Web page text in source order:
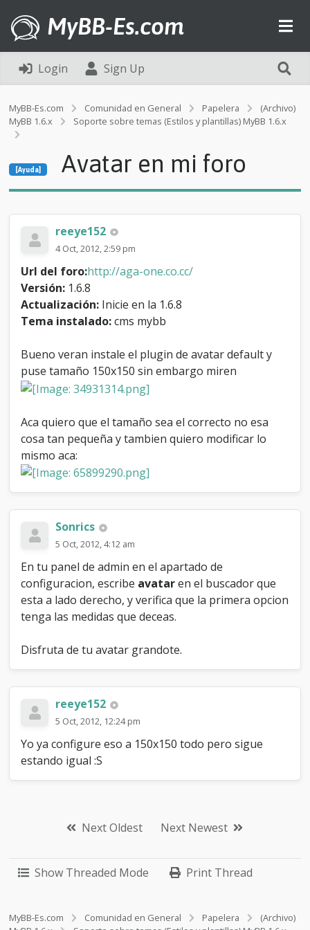
MyBB-Es.com
Login Sign Up
MyBB-Es.com Comunidad en General Papelera
(Archivo)
MyBB 1.6.x
Soporte sobre temas (Estilos y plantillas) MyBB 1.6.x
v
a
a
e
m
i
f
o
r
[Ayuda] Avatar en mi foro
reeye152
4 Oct, 2012, 2:59 pm
Url del foro:http://aga-one.co.cc/
Versión: 1.6.8
Actualización: Inicie en la 1.6.8
Tema instalado:cms mybb
Bueno veran instale el plugin de avatar default y
puse tamaño 150x150 sin embargo miren
Aca quiero que el tamaño sea el correcto no esa
cosa tan pequeña y tambien quiero modificar lo
mismo aca:
Sonrics
5 Oct, 2012, 4:12 am
En tu panel de admin en el apartado de
configuracion, escribe avataren el buscador que
esta a lado derecho, y verifica que la primera opcion
tenga las medidas que deceas.
Disfruta de tu avatar grandote.
reeye152
5 Oct, 2012, 12:24 pm
Yo ya configure eso a 150x150 todo pero sigue
estando igual :S
Next Oldest Next Newest
Show Threaded Mode Print Thread
MyBB-Es.com Comunidad en General Papelera
(Archivo)